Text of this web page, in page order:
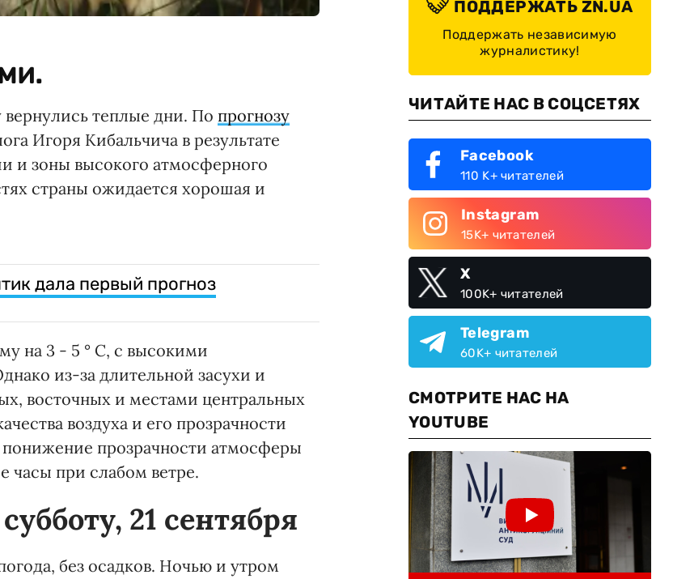
вернулись теплые дни. По прогнозу
Игоря Кибальчича в результате
и зоны высокого атмосферного
страны ожидается хорошая и
дала первый прогноз
на 3 - 5 ° С, с высокими
из-за длительной засухи и
восточных и местами центральных
воздуха и его прозрачности
понижение прозрачности атмосферы
часы при слабом ветре.
21 сентября
без осадков. Ночью и утром
ПОДДЕРЖАТЬ ZN.UA
Поддержать независимую
журналистику!
ЧИТАЙТЕ НАС В СОЦСЕТЯХ
Facebook
110 K+ читателей
Instagram
15K+ читателей
X
100K+ читателей
Telegram
60K+ читателей
СМОТРИТЕ НАС НА
YOUTUBE